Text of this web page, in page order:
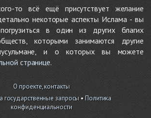
то всё ещё присутствует желание
некоторые аспекты Ислама - вы
в один из других благих
которыми занимаются другие
и о которых вы можете
странице.
О проекте, контакты
государственные запросы •Политика
конфиденциальности